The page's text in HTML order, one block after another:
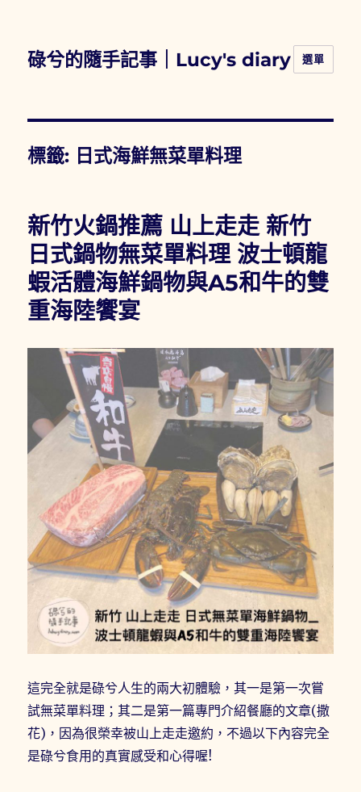
碌兮的隨手記事｜Lucy's diary 選單
標籤: 日式海鮮無菜單料理
新竹火鍋推薦 山上走走 新竹
日式鍋物無菜單料理 波士頓龍
蝦活體海鮮鍋物與A5和牛的雙
重海陸饗宴
這完全就是碌兮人生的兩大初體驗，其一是第一次嘗
試無菜單料理；其二是第一篇專門介紹餐廳的文章(撒
花)，因為很榮幸被山上走走邀約，不過以下內容完全
是碌兮食用的真實感受和心得喔!